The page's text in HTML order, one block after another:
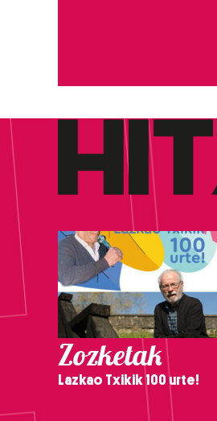
Zozketak
Lazkao Txikik 100 urte!